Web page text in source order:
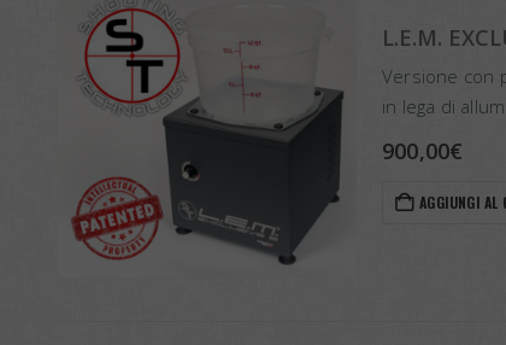
L.E.M.
Versione con
in lega di
900,00€
AGGIUNGI AL